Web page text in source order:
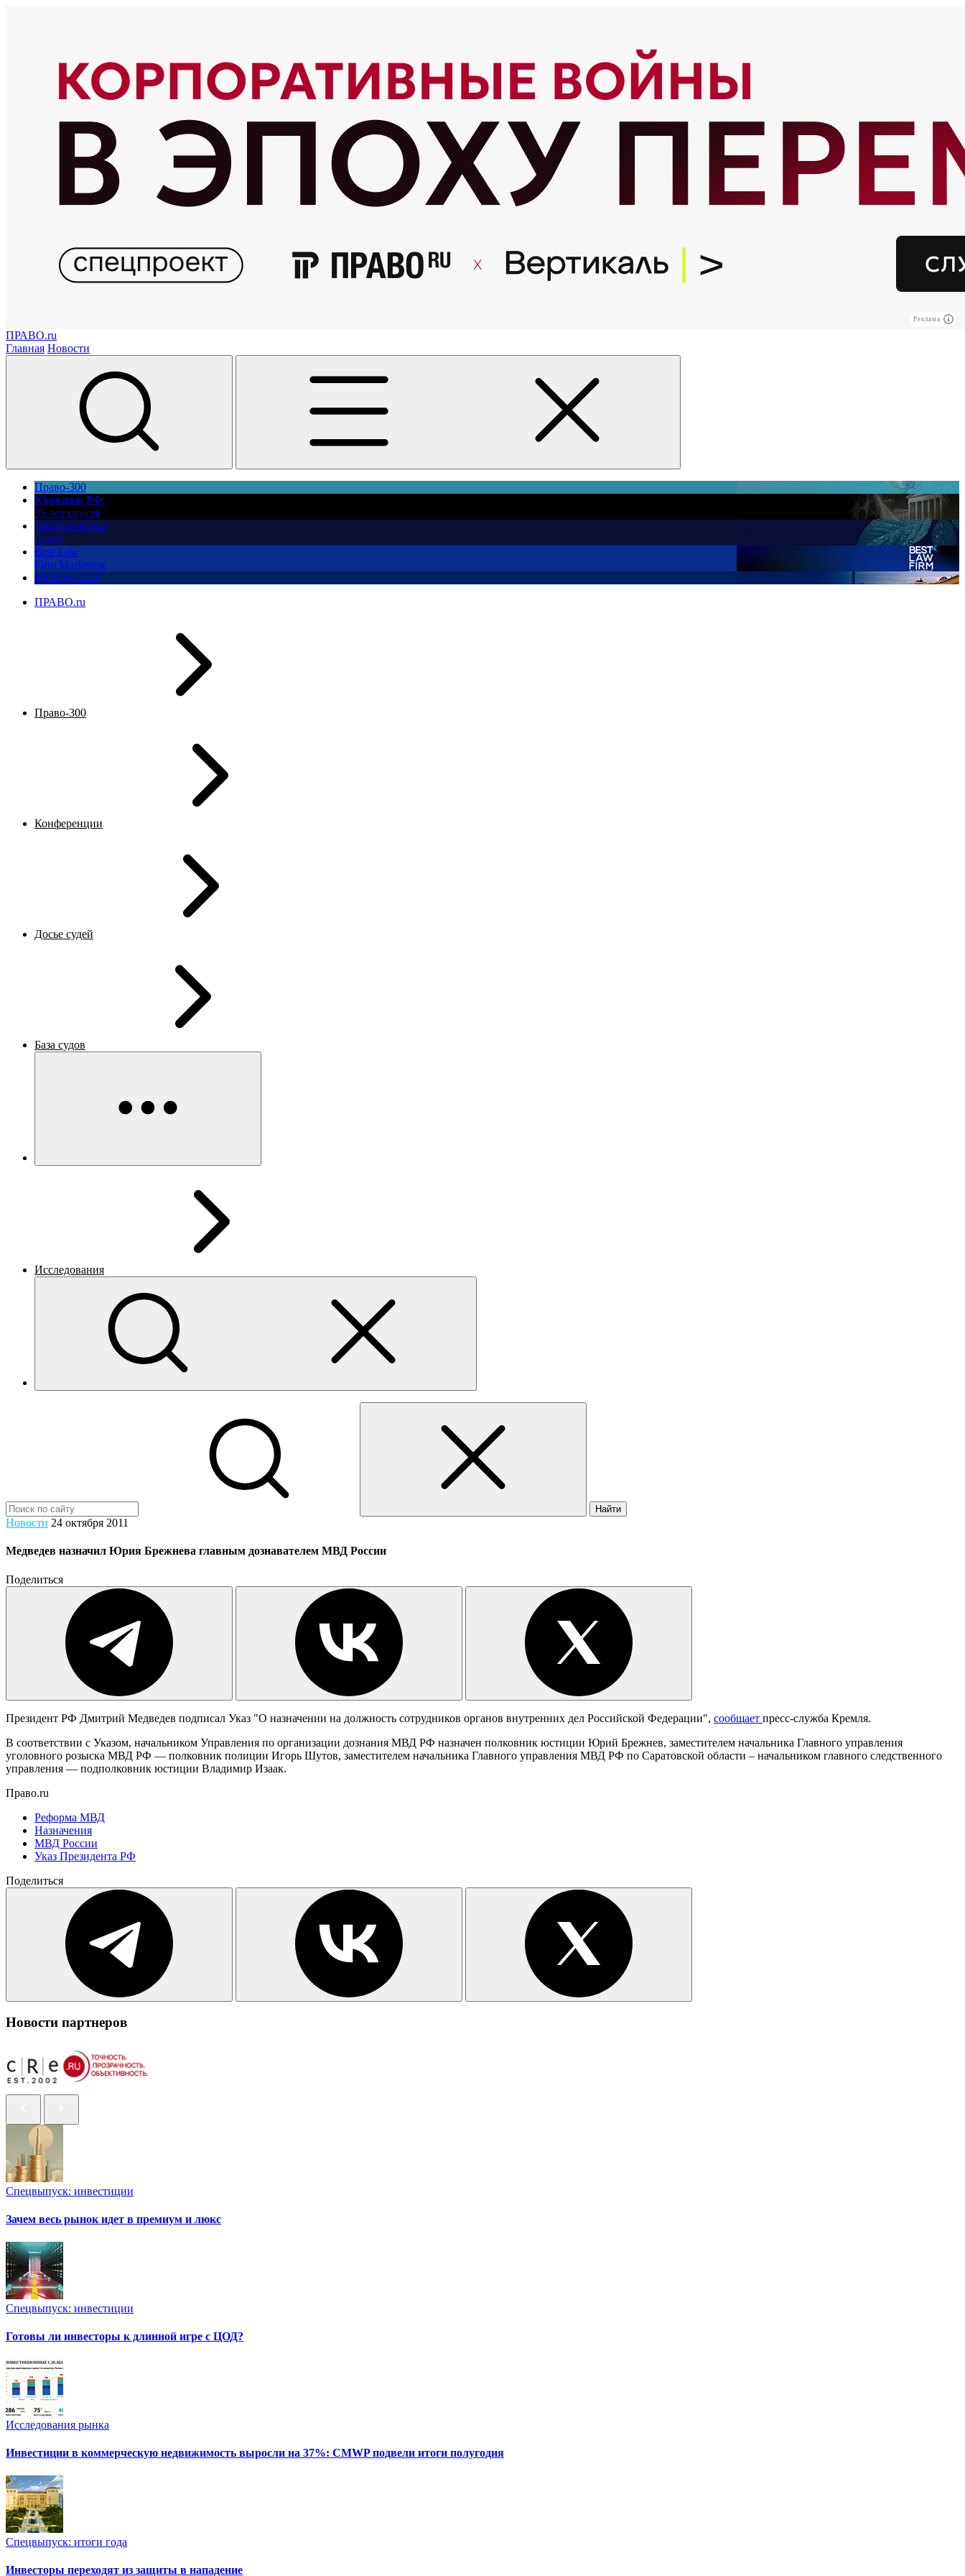
Реклама
ПРАВО.ru
Главная Новости
Право-300
Юррынок РФ:
35 лет спустя
Экологическое
право
Best Law
Firm Marketing
ПМЮФ 2026
ПРАВО.ru
Право-300
Конференции
Досье судей
База судов
Исследования
Найти
Новости 24 октября 2011
Медведев назначил Юрия Брежнева главным дознавателем МВД России
Поделиться
Президент РФ Дмитрий Медведев подписал Указ "О назначении на должность сотрудников органов внутренних дел Российской Федерации", сообщает пресс-служба Кремля.
В соответствии с Указом, начальником Управления по организации дознания МВД РФ назначен полковник юстиции Юрий Брежнев, заместителем начальника Главного управления
уголовного розыска МВД РФ — полковник полиции Игорь Шутов, заместителем начальника Главного управления МВД РФ по Саратовской области – начальником главного следственного
управления — подполковник юстиции Владимир Изаак.
Право.ru
Реформа МВД
Назначения
МВД России
Указ Президента РФ
Поделиться
Новости партнеров
Спецвыпуск: инвестиции
Зачем весь рынок идет в премиум и люкс
Спецвыпуск: инвестиции
Готовы ли инвесторы к длинной игре с ЦОД?
Исследования рынка
Инвестиции в коммерческую недвижимость выросли на 37%: CMWP подвели итоги полугодия
Спецвыпуск: итоги года
Инвесторы переходят из защиты в нападение